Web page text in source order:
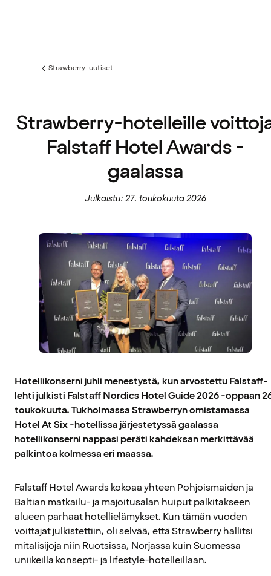
Edellinen
Strawberry-uutiset
Strawberry-hotelleille
Falstaff Hotel Awards -
gaalassa
Julkaistu: 27. toukokuuta 2026
Hotellikonserni juhli menestystä, kun arvostettu Falstaff-
lehti julkisti Falstaff Nordics Hotel Guide 2026 -oppaan
toukokuuta. Tukholmassa Strawberryn omistamassa
Hotel At Six -hotellissa järjestetyssä gaalassa
hotellikonserni nappasi peräti kahdeksan merkittävää
palkintoa kolmessa eri maassa.
Falstaff Hotel Awards kokoaa yhteen Pohjoismaiden ja
Baltian matkailu- ja majoitusalan huiput palkitakseen
alueen parhaat hotellielämykset. Kun tämän vuoden
voittajat julkistettiin, oli selvää, että Strawberry hallitsi
mitalisijoja niin Ruotsissa, Norjassa kuin Suomessa
uniikeilla konsepti- ja lifestyle-hotelleillaan.